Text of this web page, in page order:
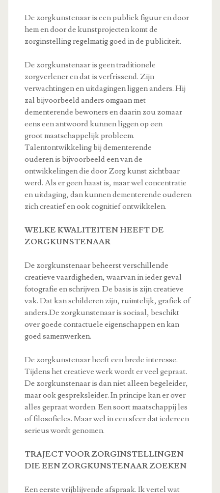
De zorgkunstenaar is een publiek figuur en door
hem en door de kunstprojecten komt de
zorginstelling regelmatig goed in de publiciteit.
De zorgkunstenaar is geen traditionele
zorgverlener en dat is verfrissend. Zijn
verwachtingen en uitdagingen liggen anders. Hij
zal bijvoorbeeld anders omgaan met
dementerende bewoners en daarin zou zomaar
eens een antwoord kunnen liggen op een
groot maatschappelijk probleem.
Talentontwikkeling bij dementerende
ouderen is bijvoorbeeld een van de
ontwikkelingen die door Zorg kunst zichtbaar
werd. Als er geen haast is, maar wel concentratie
en uitdaging, dan kunnen dementerende ouderen
zich creatief en ook cognitief ontwikkelen.
WELKE KWALITEITEN HEEFT DE
ZORGKUNSTENAAR
De zorgkunstenaar beheerst verschillende
creatieve vaardigheden, waarvan in ieder geval
fotografie en schrijven. De basis is zijn creatieve
vak. Dat kan schilderen zijn, ruimtelijk, grafiek of
anders.De zorgkunstenaar is sociaal, beschikt
over goede contactuele eigenschappen en kan
goed samenwerken.
De zorgkunstenaar heeft een brede interesse.
Tijdens het creatieve werk wordt er veel gepraat.
De zorgkunstenaar is dan niet alleen begeleider,
maar ook gespreksleider. In principe kan er over
alles gepraat worden. Een soort maatschappij les
of filosofieles. Maar wel in een sfeer dat iedereen
serieus wordt genomen.
TRAJECT VOOR ZORGINSTELLINGEN
DIE EEN ZORGKUNSTENAAR ZOEKEN
Een eerste vrijblijvende afspraak. Ik vertel wat